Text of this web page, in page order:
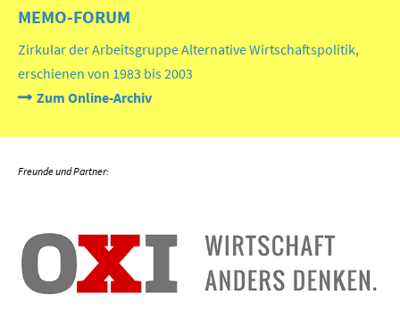
MEMO-FORUM
Zirkular der Arbeitsgruppe Alternative Wirtschaftspolitik,
erschienen von 1983 bis 2003
Zum Online-Archiv